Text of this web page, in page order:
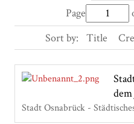
Page
Sort by:
Title
dem
Stadt Osnabrück -